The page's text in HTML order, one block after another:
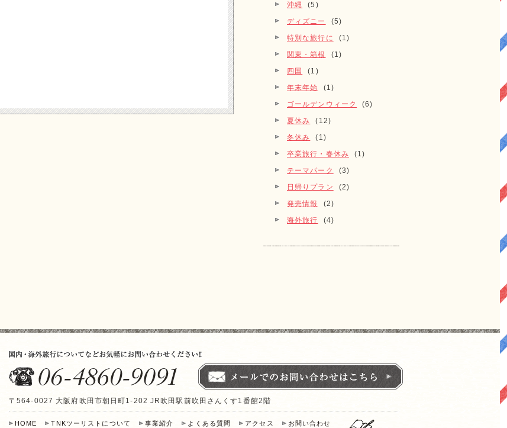
沖縄
(5)
ディズニー
(5)
特別な旅行に
(1)
関東・箱根
(1)
四国
(1)
年末年始
(1)
ゴールデンウィーク
(6)
夏休み
(12)
冬休み
(1)
卒業旅行・春休み
(1)
テーマパーク
(3)
日帰りプラン
(2)
発売情報
(2)
海外旅行
(4)
〒564-0027 大阪府吹田市朝日町1-202 JR吹田駅前吹田さんくす1番館2階
HOME TNKツーリストについて 事業紹介 よくある質問 アクセス お問い合わせ